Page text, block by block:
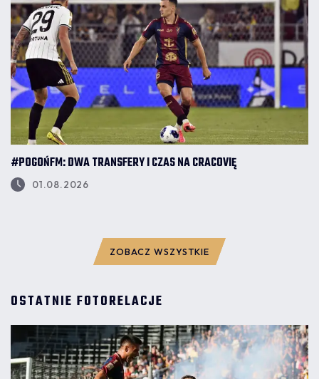
#POGOŃFM: DWA TRANSFERY I CZAS NA CRACOVIĘ
01.08.2026
ZOBACZ WSZYSTKIE
OSTATNIE FOTORELACJE